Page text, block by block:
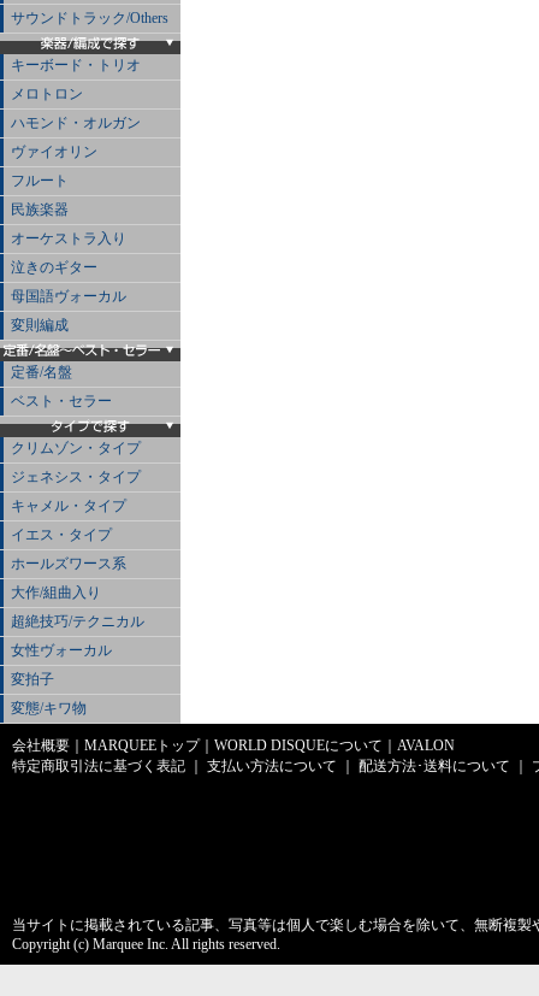
サウンドトラック/Others
キーボード・トリオ
メロトロン
ハモンド・オルガン
ヴァイオリン
フルート
民族楽器
オーケストラ入り
泣きのギター
母国語ヴォーカル
変則編成
定番/名盤
ベスト・セラー
クリムゾン・タイプ
ジェネシス・タイプ
キャメル・タイプ
イエス・タイプ
ホールズワース系
大作/組曲入り
超絶技巧/テクニカル
女性ヴォーカル
変拍子
変態/キワ物
会社概要 MARQUEEトップ｜ WORLD DISQUEについて
AVALON
特定商取引法に基づく表記
支払い方法について 配送方法･送料について
当サイトに掲載されている記事、写真等は個人で楽しむ場合を除いて、無断複
Copyright (c) Marquee Inc. All rights reserved.